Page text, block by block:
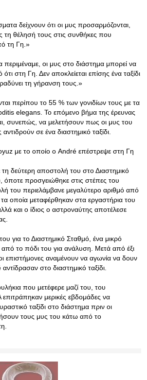
δείχνουν ότι οι μυς προσαρμόζονται,
τη θέλησή τους στις συνθήκες που
τη Γη.»
περιμέναμε, οι μυς στο διάστημα μπορεί να
στη Γη. Δεν αποκλείεται επίσης ένα ταξίδι
τη γήρανση τους.»
περίπου το 55 % των γονιδίων τους με τα
elegans. Το επόμενο βήμα της έρευνας
συνεπώς, να μελετήσουν πως οι μυς του
σε ένα διαστημικό ταξίδι.
με το οποίο ο André επέστρεψε στη Γη
δεύτερη αποστολή του στο Διαστημικό
όποτε προσγειώθηκε στις στέπες του
του περιελάμβανε μεγαλύτερο αριθμό από
οποία μεταφέρθηκαν στα εργαστήρια του
και ο ίδιος ο αστροναύτης αποτέλεσε
για το Διαστημικό Σταθμό, ένα μικρό
το πόδι του για ανάλυση. Μετά από έξι
επιστήμονες αναμένουν να αγωνία να δουν
στο διαστημικό ταξίδι.
που μετέφερε μαζί του, του
μερικές εβδομάδες να
ταξίδι στο διάστημα πριν οι
τους μυς του κάτω από το